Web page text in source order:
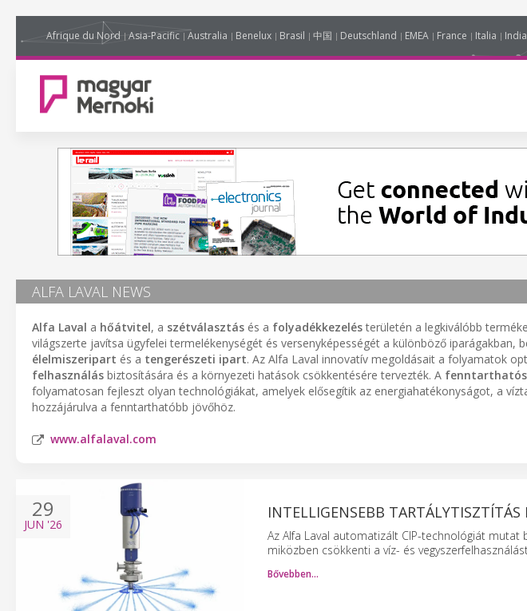
Afrique du Nord Asia-Pacific Australia Benelux Brasil 中国 Deutschland EMEA France Italia India
ALFA LAVAL NEWS
Alfa Laval a hőátvitel, a szétválasztás és a folyadékkezelésterületén a legkiválóbb
világszerte javítsa ügyfelei termelékenységét és versenyképességét a különböző iparágakban,
élelmiszeripart és a tengerészeti ipart. Az Alfa Laval innovatív megoldásait a folyamatok
felhasználás biztosítására és a környezeti hatások csökkentésére tervezték. A
folyamatosan fejleszt olyan technológiákat, amelyek elősegítik az energiahatékonyságot, a
hozzájárulva a fenntarthatóbb jövőhöz.
www.alfalaval.com
29
JUN '26
INTELLIGENSEBB TARTÁLYTISZTÍTÁS
Az Alfa Laval automatizált CIP-technológiát
miközben csökkenti a víz- és
Bővebben…